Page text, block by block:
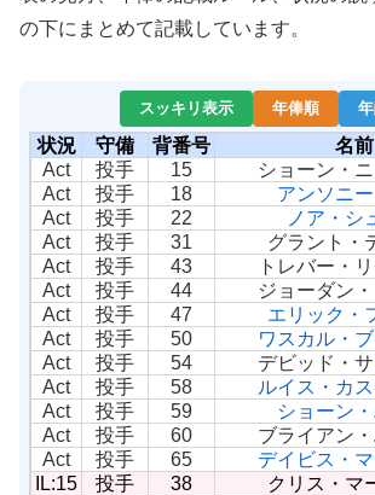
の下にまとめて記載しています。
スッキリ表示 年俸順
状況 守備 背番号 名前
Act
投手 15 ショーン・
Act
投手 18 アンソニ
Act
投手 22 ノア・シ
Act
投手 31 グラント・
Act
投手 43 トレバー・
Act
投手 44 ジョーダン
Act
投手 47 エリック・
Act
投手 50 ワスカル・
Act
投手 54 デビッド・
Act
投手 58 ルイス・カ
Act
投手 59 ショーン
Act
投手 60 ブライアン
Act
投手 65 デイビス・
IL:15
投手 38 クリス・マ